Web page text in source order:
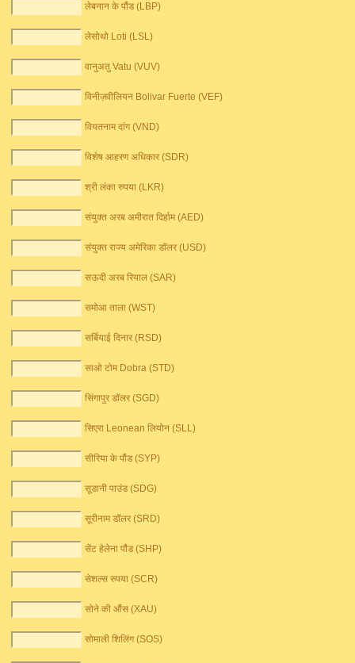
लेबनान के पौंड (LBP)
लेसोथो Loti (LSL)
वानुअतु Vatu (VUV)
विनीज़वीलियन Bolivar Fuerte (VEF)
वियतनाम दांग (VND)
विशेष आहरण अधिकार (SDR)
श्री लंका रुपया (LKR)
संयुक्त अरब अमीरात दिर्हाम (AED)
संयुक्त राज्य अमेरिका डॉलर (USD)
सऊदी अरब रियाल (SAR)
समोआ ताला (WST)
सर्बियाई दिनार (RSD)
साओ टोम Dobra (STD)
सिंगापुर डॉलर (SGD)
सिएरा Leonean लियोन (SLL)
सीरिया के पौंड (SYP)
सूडानी पाउंड (SDG)
सूरीनाम डॉलर (SRD)
सेंट हेलेना पौंड (SHP)
सेशल्स रुपया (SCR)
सोने की औंस (XAU)
सोमाली शिलिंग (SOS)